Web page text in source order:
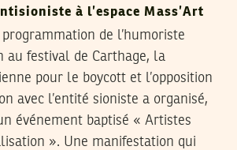
à l’espace Mass’Art
de l’humoriste
au festival de Carthage, la
pour le boycott et l’opposition
avec l’entité sioniste a organisé,
événement baptisé « Artistes
». Une manifestation qui